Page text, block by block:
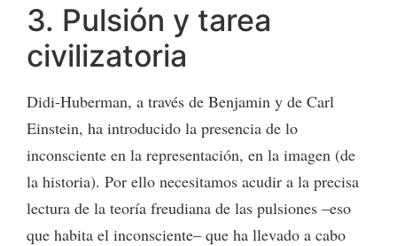
3. Pulsión y tarea
civilizatoria
Didi-Huberman, a través de Benjamin y de Carl
Einstein, ha introducido la presencia de lo
inconsciente en la representación, en la imagen (de
la historia). Por ello necesitamos acudir a la precisa
lectura de la teoría freudiana de las pulsiones –eso
que habita el inconsciente– que ha llevado a cabo